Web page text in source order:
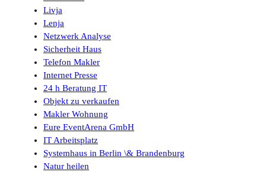
Livja
Lenja
Netzwerk Analyse
Sicherheit Haus
Telefon Makler
Internet Presse
24 h Beratung IT
Objekt zu verkaufen
Makler Wohnung
Eure EventArena GmbH
IT Arbeitsplatz
Systemhaus in Berlin \& Brandenburg
Natur heilen